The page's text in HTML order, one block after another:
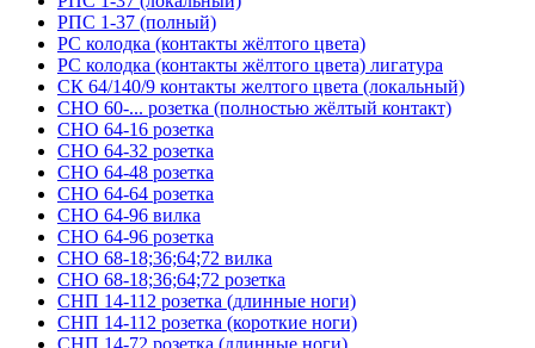
РПС 1-37 (полный)
РС колодка (контакты жёлтого цвета)
РС колодка (контакты жёлтого цвета) лигатура
СК 64/140/9 контакты желтого цвета (локальный)
СНО 60-... розетка (полностью жёлтый контакт)
СНО 64-16 розетка
СНО 64-32 розетка
СНО 64-48 розетка
СНО 64-64 розетка
СНО 64-96 вилка
СНО 64-96 розетка
СНО 68-18;36;64;72 вилка
СНО 68-18;36;64;72 розетка
СНП 14-112 розетка (длинные ноги)
СНП 14-112 розетка (короткие ноги)
СНП 14-72 розетка (длинные ноги)